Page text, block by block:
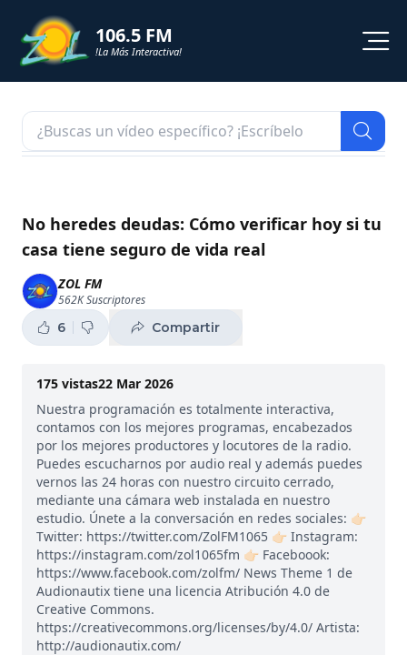
106.5 FM
!La Más Interactiva!
NOTICIAS
SHORTS
PODCAST
ZOL TV
No heredes deudas: Cómo verificar hoy si tu
casa tiene seguro de vida real
ZOL FM
562KSuscriptores
6 Compartir
175 vistas22 Mar 2026
Nuestra programación es totalmente interactiva,
contamos con los mejores programas, encabezados
por los mejores productores y locutores de la radio.
Puedes escucharnos por audio real y además puedes
vernos las 24 horas con nuestro circuito cerrado,
mediante una cámara web instalada en nuestro
estudio. Únete a la conversación en redes sociales: 👉🏻
Twitter: https://twitter.com/ZolFM1065 👉🏻 Instagram:
https://instagram.com/zol1065fm 👉🏻 Faceboook:
https://www.facebook.com/zolfm/ News Theme 1 de
Audionautix tiene una licencia Atribución 4.0 de
Creative Commons.
https://creativecommons.org/licenses/by/4.0/ Artista:
http://audionautix.com/